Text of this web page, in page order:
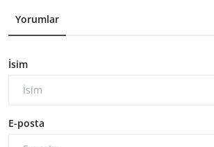
Yorumlar
İsim
E-posta